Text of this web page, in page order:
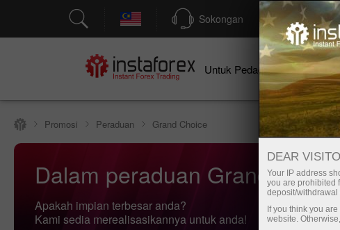
Sokongan
Untuk Pedagang
Untuk
Promosi Peraduan Grand Choice
Dalam peraduan Grand
Apakah impian terbesar anda?
Kami sedia merealisasikannya untuk anda!
DEAR
Your IP address
you are prohibited
deposit/withdrawal
If you think you
website.